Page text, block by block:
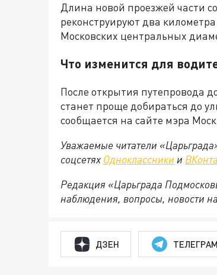
Длина новой проезжей части
реконструируют два
Московских центральных
Что изменится для
После открытия путепровода
станет проще добираться до
сообщается на сайте мэра
Уважаемые читатели
соцсетях Одноклассники и
Редакция «Царьграда
наблюдения, вопросы, новости
ДЗЕН ТЕЛЕГРАМ